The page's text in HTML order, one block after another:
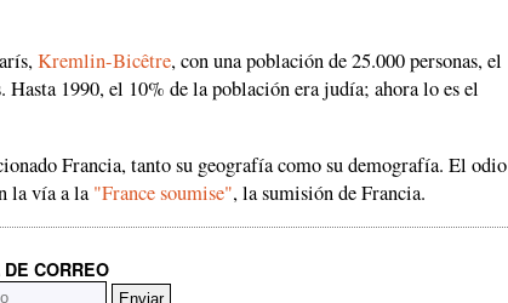
Kremlin-Bicêtre, con una población de 25.000 personas, el
Hasta 1990, el 10% de la población era judía; ahora lo es el
Francia, tanto su geografía como su demografía. El odio
la vía a la "France soumise", la sumisión de Francia.
CORREO